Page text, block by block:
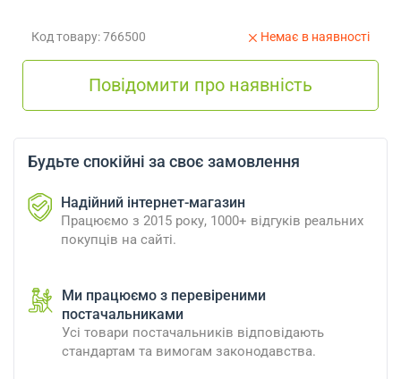
Код товару: 766500 Немає в наявності
Повідомити про наявність
Будьте спокійні за своє замовлення
Надійний інтернет-магазин
Працюємо з 2015 року, 1000+ відгуків реальних
покупців на сайті.
Ми працюємо з перевіреними
постачальниками
Усі товари постачальників відповідають
стандартам та вимогам законодавства.